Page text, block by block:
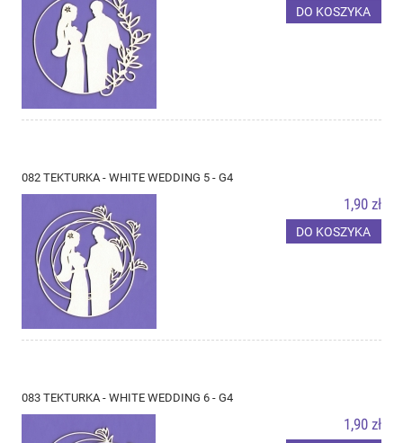
DO KOSZYKA
082 TEKTURKA - WHITE WEDDING 5 - G4
1,90 zł
DO KOSZYKA
083 TEKTURKA - WHITE WEDDING 6 - G4
1,90 zł